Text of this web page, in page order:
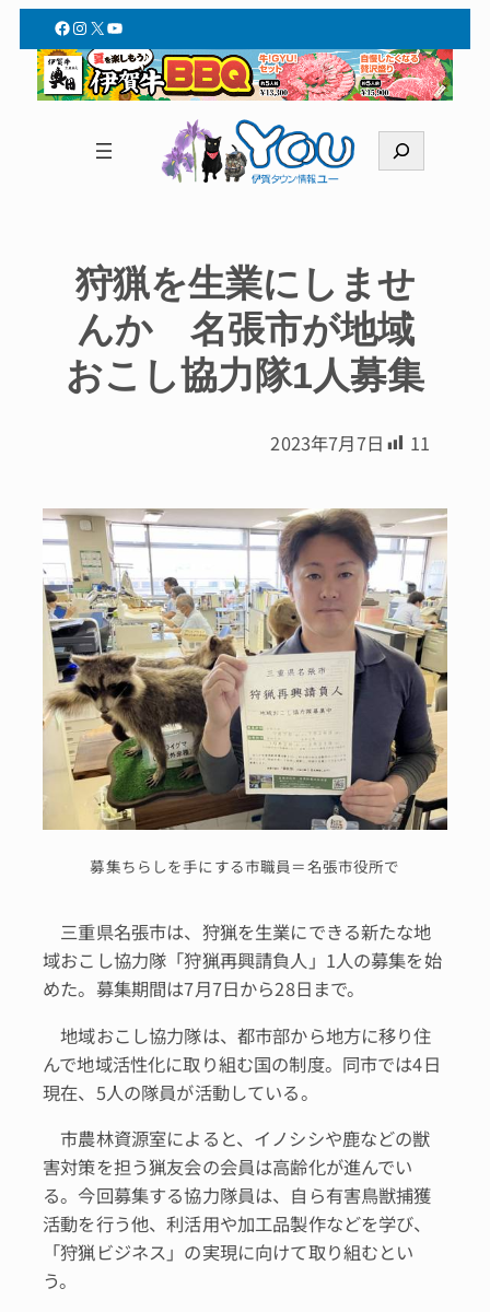
Facebook
Instagram
X YouTube
索
狩猟を生業にしませ
んか 名張市が地域
おこし協力隊1人募集
2023年7月7日 11
募集ちらしを手にする市職員＝名張市役所で
三重県名張市は、狩猟を生業にできる新たな地
域おこし協力隊「狩猟再興請負人」1人の募集を始
めた。募集期間は7月7日から28日まで。
地域おこし協力隊は、都市部から地方に移り住
んで地域活性化に取り組む国の制度。同市では4日
現在、5人の隊員が活動している。
市農林資源室によると、イノシシや鹿などの獣
害対策を担う猟友会の会員は高齢化が進んでい
る。今回募集する協力隊員は、自ら有害鳥獣捕獲
活動を行う他、利活用や加工品製作などを学び、
「狩猟ビジネス」の実現に向けて取り組むとい
う。